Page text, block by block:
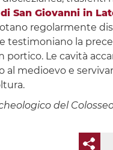
San Giovanni in
regolarmente
testimoniano la
portico. Le cavità
al medioevo e
del